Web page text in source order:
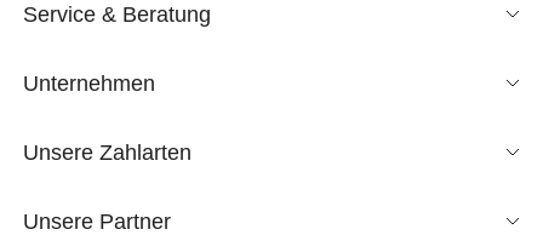
Service & Beratung
Unternehmen
Unsere Zahlarten
Unsere Partner